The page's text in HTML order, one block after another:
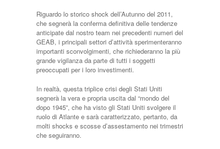
Riguardo lo storico shock dell’Autunno del 2011,
che segnerà la conferma definitiva delle tendenze
anticipate dal nostro team nei precedenti numeri del
GEAB, i principali settori d’attività sperimenteranno
importanti sconvolgimenti, che richiederanno la più
grande vigilanza da parte di tutti i soggetti
preoccupati per i loro investimenti.
In realtà, questa triplice crisi degli Stati Uniti
segnerà la vera e propria uscita dal “mondo del
dopo 1945”, che ha visto gli Stati Uniti svolgere il
ruolo di Atlante e sarà caratterizzato, pertanto, da
molti shocks e scosse d’assestamento nei trimestri
che seguiranno.